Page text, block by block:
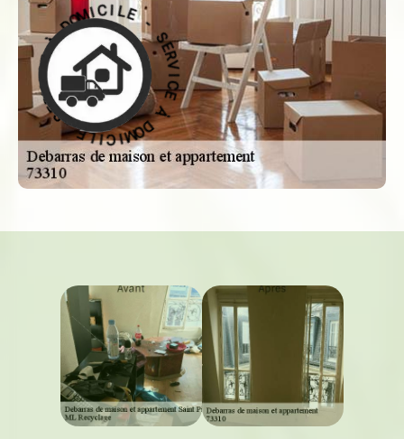
S
E
R
V
I
C
E
À
D
O
M
I
C
ILE - SER
VI
C
E
À
D
O
M
I
C
I
L
E
-